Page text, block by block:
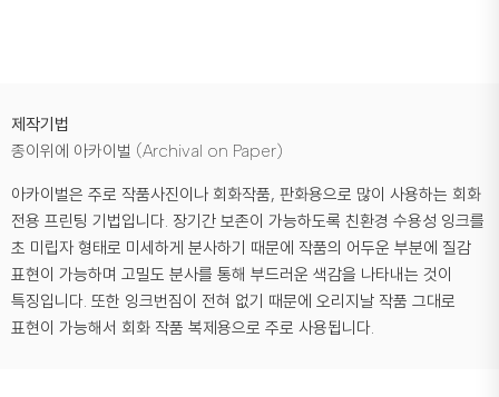
제작기법
종이위에 아카이벌 (Archival on Paper)
아카이벌은 주로 작품사진이나 회화작품, 판화용으로 많이 사용하는 회화
전용 프린팅 기법입니다. 장기간 보존이 가능하도록 친환경 수용성 잉크를
초 미립자 형태로 미세하게 분사하기 때문에 작품의 어두운 부분에 질감
표현이 가능하며 고밀도 분사를 통해 부드러운 색감을 나타내는 것이
특징입니다. 또한 잉크번짐이 전혀 없기 때문에 오리지날 작품 그대로
표현이 가능해서 회화 작품 복제용으로 주로 사용됩니다.